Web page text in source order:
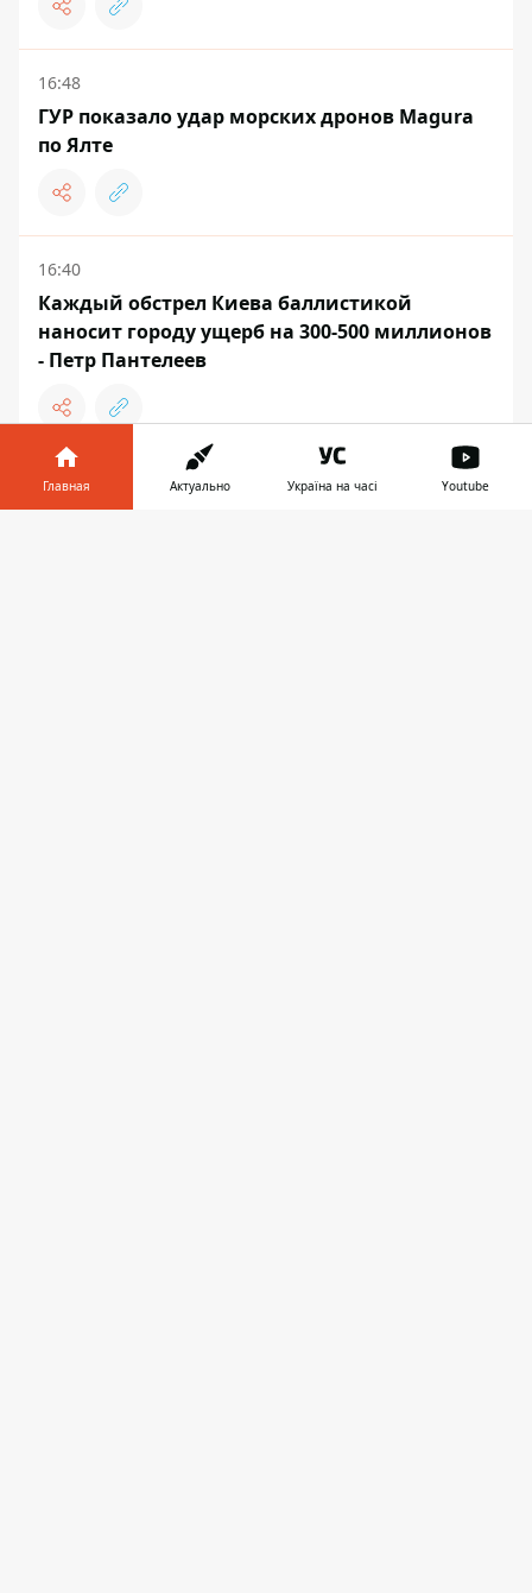
16:48
ГУР показало удар морских дронов Magura
по Ялте
16:40
Каждый обстрел Киева баллистикой
наносит городу ущерб на 300-500 миллионов
- Петр Пантелеев
16:30
Пограничник дезертировал во время
Главная Актуально Україна на часі Youtube